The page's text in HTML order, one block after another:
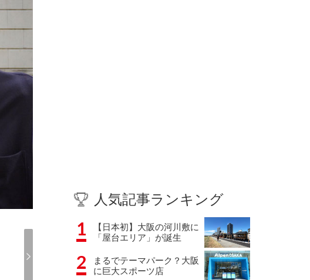
人気記事ランキング
1
【日本初】大阪の河川敷に
「屋台エリア」が誕生
2
まるでテーマパーク？大阪
に巨大スポーツ店